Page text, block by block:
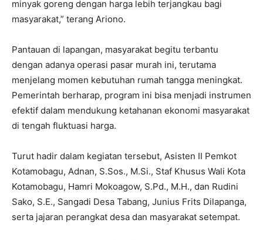
minyak goreng dengan harga lebih terjangkau bagi
masyarakat,” terang Ariono.
Pantauan di lapangan, masyarakat begitu terbantu
dengan adanya operasi pasar murah ini, terutama
menjelang momen kebutuhan rumah tangga meningkat.
Pemerintah berharap, program ini bisa menjadi instrumen
efektif dalam mendukung ketahanan ekonomi masyarakat
di tengah fluktuasi harga.
Turut hadir dalam kegiatan tersebut, Asisten II Pemkot
Kotamobagu, Adnan, S.Sos., M.Si., Staf Khusus Wali Kota
Kotamobagu, Hamri Mokoagow, S.Pd., M.H., dan Rudini
Sako, S.E., Sangadi Desa Tabang, Junius Frits Dilapanga,
serta jajaran perangkat desa dan masyarakat setempat.